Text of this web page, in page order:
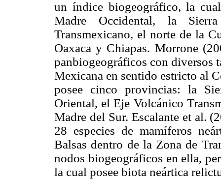
un índice biogeográfico, la
Madre Occidental, la
Transmexicano, el norte de la
Oaxaca y Chiapas. Morrone
panbiogeográficos con diversos
Mexicana en sentido estricto al
posee cinco provincias: la
Oriental, el Eje Volcánico
Madre del Sur. Escalante et al.
28 especies de mamíferos
Balsas dentro de la Zona de
nodos biogeográficos en ella,
la cual posee biota neártica